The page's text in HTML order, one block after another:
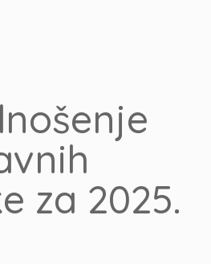
za 2025.